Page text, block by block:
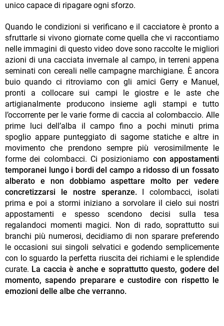
unico capace di ripagare ogni sforzo.
Quando le condizioni si verificano e il cacciatore è pronto a
sfruttarle si vivono giornate come quella che vi raccontiamo
nelle immagini di questo video dove sono raccolte le migliori
azioni di una cacciata invernale al campo, in terreni appena
seminati con cereali nelle campagne marchigiane. È ancora
buio quando ci ritroviamo con gli amici Gerry e Manuel,
pronti a collocare sui campi le giostre e le aste che
artigianalmente producono insieme agli stampi e tutto
l’occorrente per le varie forme di caccia al colombaccio. Alle
prime luci dell’alba il campo fino a pochi minuti prima
spoglio appare punteggiato di sagome statiche e altre in
movimento che prendono sempre più verosimilmente le
forme dei colombacci. Ci posizioniamo con appostamenti
temporanei lungo i bordi del campo a ridosso di un fossato
alberato e non dobbiamo aspettare molto per vedere
concretizzarsi le nostre speranze.
I colombacci, isolati
prima e poi a stormi iniziano a sorvolare il cielo sui nostri
appostamenti e spesso scendono decisi sulla tesa
regalandoci momenti magici. Non di rado, soprattutto sui
branchi più numerosi, decidiamo di non sparare preferendo
le occasioni sui singoli selvatici e godendo semplicemente
con lo sguardo la perfetta riuscita dei richiami e le splendide
curate. La caccia è anche e soprattutto questo, godere del
momento, sapendo preparare e custodire con rispetto le
emozioni delle albe che verranno.